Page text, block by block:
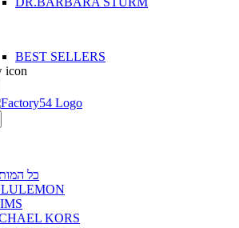
BEST SELLERS
כל
KORS